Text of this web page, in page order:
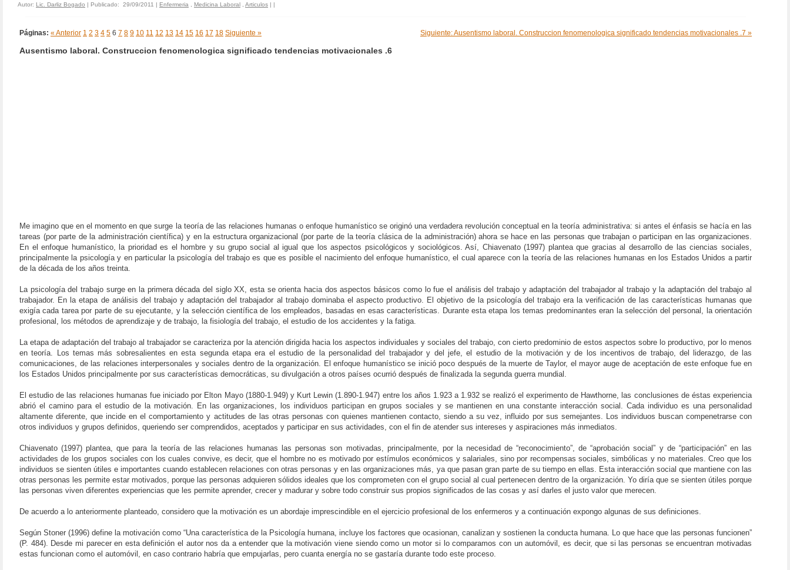
Autor: Lic. Darliz Bogado | Publicado: 29/09/2011 | Enfermeria Medicina Laboral Articulos | |
Páginas: « Anterior 1 2 3 4 5 6 7 8 9 10 11 12 13 14 15 16 17 18 Siguiente » Siguiente: Ausentismo laboral. Construccion fenomenologica significado tendencias motivacionales .7 »
Ausentismo laboral. Construccion fenomenologica significado tendencias motivacionales .6
Me imagino que en el momento en que surge la teoría de las relaciones humanas o enfoque humanístico se originó una verdadera revolución conceptual en la teoría administrativa: si antes el énfasis se hacía en las
tareas (por parte de la administración científica) y en la estructura organizacional (por parte de la teoría clásica de la administración) ahora se hace en las personas que trabajan o participan en las organizaciones.
En el enfoque humanístico, la prioridad es el hombre y su grupo social al igual que los aspectos psicológicos y sociológicos. Así, Chiavenato (1997) plantea que gracias al desarrollo de las ciencias sociales,
principalmente la psicología y en particular la psicología del trabajo es que es posible el nacimiento del enfoque humanístico, el cual aparece con la teoría de las relaciones humanas en los Estados Unidos a partir
de la década de los años treinta.
La psicología del trabajo surge en la primera década del siglo XX, esta se orienta hacia dos aspectos básicos como lo fue el análisis del trabajo y adaptación del trabajador al trabajo y la adaptación del trabajo al
trabajador. En la etapa de análisis del trabajo y adaptación del trabajador al trabajo dominaba el aspecto productivo. El objetivo de la psicología del trabajo era la verificación de las características humanas que
exigía cada tarea por parte de su ejecutante, y la selección científica de los empleados, basadas en esas características. Durante esta etapa los temas predominantes eran la selección del personal, la orientación
profesional, los métodos de aprendizaje y de trabajo, la fisiología del trabajo, el estudio de los accidentes y la fatiga.
La etapa de adaptación del trabajo al trabajador se caracteriza por la atención dirigida hacia los aspectos individuales y sociales del trabajo, con cierto predominio de estos aspectos sobre lo productivo, por lo menos
en teoría. Los temas más sobresalientes en esta segunda etapa era el estudio de la personalidad del trabajador y del jefe, el estudio de la motivación y de los incentivos de trabajo, del liderazgo, de las
comunicaciones, de las relaciones interpersonales y sociales dentro de la organización. El enfoque humanístico se inició poco después de la muerte de Taylor, el mayor auge de aceptación de este enfoque fue en
los Estados Unidos principalmente por sus características democráticas, su divulgación a otros países ocurrió después de finalizada la segunda guerra mundial.
El estudio de las relaciones humanas fue iniciado por Elton Mayo (1880-1.949) y Kurt Lewin (1.890-1.947) entre los años 1.923 a 1.932 se realizó el experimento de Hawthorne, las conclusiones de éstas experiencia
abrió el camino para el estudio de la motivación. En las organizaciones, los individuos participan en grupos sociales y se mantienen en una constante interacción social. Cada individuo es una personalidad
altamente diferente, que incide en el comportamiento y actitudes de las otras personas con quienes mantienen contacto, siendo a su vez, influido por sus semejantes. Los individuos buscan compenetrarse con
otros individuos y grupos definidos, queriendo ser comprendidos, aceptados y participar en sus actividades, con el fin de atender sus intereses y aspiraciones más inmediatos.
Chiavenato (1997) plantea, que para la teoría de las relaciones humanas las personas son motivadas, principalmente, por la necesidad de “reconocimiento”, de “aprobación social” y de “participación” en las
actividades de los grupos sociales con los cuales convive, es decir, que el hombre no es motivado por estímulos económicos y salariales, sino por recompensas sociales, simbólicas y no materiales. Creo que los
individuos se sienten útiles e importantes cuando establecen relaciones con otras personas y en las organizaciones más, ya que pasan gran parte de su tiempo en ellas. Esta interacción social que mantiene con las
otras personas les permite estar motivados, porque las personas adquieren sólidos ideales que los comprometen con el grupo social al cual pertenecen dentro de la organización. Yo diría que se sienten útiles porque
las personas viven diferentes experiencias que les permite aprender, crecer y madurar y sobre todo construir sus propios significados de las cosas y así darles el justo valor que merecen.
De acuerdo a lo anteriormente planteado, considero que la motivación es un abordaje imprescindible en el ejercicio profesional de los enfermeros y a continuación expongo algunas de sus definiciones.
Según Stoner (1996) define la motivación como “Una característica de la Psicología humana, incluye los factores que ocasionan, canalizan y sostienen la conducta humana. Lo que hace que las personas funcionen”
(P. 484). Desde mi parecer en esta definición el autor nos da a entender que la motivación viene siendo como un motor si lo comparamos con un automóvil, es decir, que si las personas se encuentran motivadas
estas funcionan como el automóvil, en caso contrario habría que empujarlas, pero cuanta energía no se gastaría durante todo este proceso.